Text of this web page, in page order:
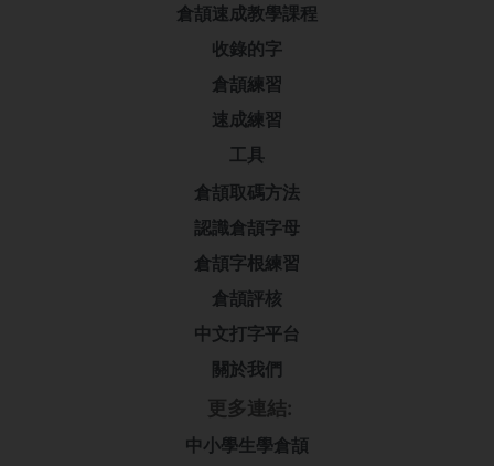
倉頡速成教學課程
收錄的字
倉頡練習
速成練習
工具
倉頡取碼方法
認識倉頡字母
倉頡字根練習
倉頡評核
中文打字平台
關於我們
更多連結:
中小學生學倉頡